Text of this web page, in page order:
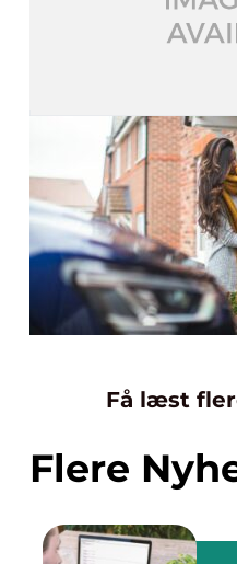
Få læst
Flere